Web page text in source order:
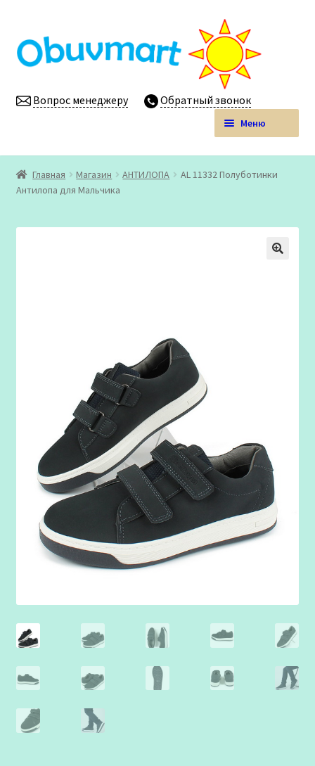
к
навигации
к
содержимому
Вопрос менеджеру Обратный звонок
Меню
Obuvmart.pro | Детская обувь мелким оптом
Магазин
меню
Личный кабинет
Главная Магазин АHТИЛОПА
AL 11332 Полуботинки
Антилопа для Мальчика